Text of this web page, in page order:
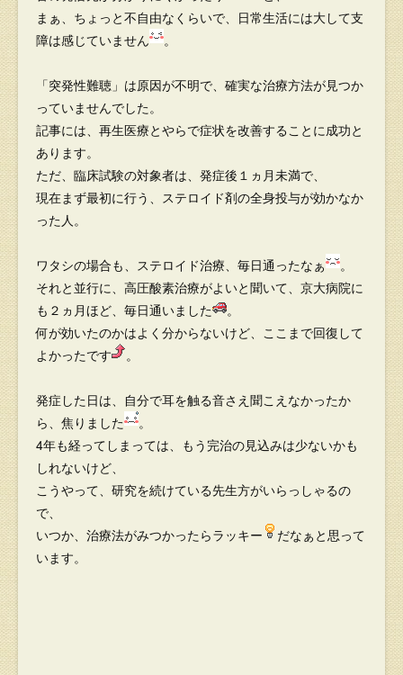
まぁ、ちょっと不自由なくらいで、日常生活には大して支
障は感じていません
。
「突発性難聴」は原因が不明で、確実な治療方法が見つか
っていませんでした。
記事には、再生医療とやらで症状を改善することに成功と
あります。
ただ、臨床試験の対象者は、発症後１ヵ月未満で、
現在まず最初に行う、ステロイド剤の全身投与が効かなか
った人。
ワタシの場合も、ステロイド治療、毎日通ったなぁ
。
それと並行に、高圧酸素治療がよいと聞いて、京大病院に
も２ヵ月ほど、毎日通いました
。
何が効いたのかはよく分からないけど、ここまで回復して
よかったです
。
発症した日は、自分で耳を触る音さえ聞こえなかったか
ら、焦りました
。
4年も経ってしまっては、もう完治の見込みは少ないかも
しれないけど、
こうやって、研究を続けている先生方がいらっしゃるの
で、
いつか、治療法がみつかったらラッキー
だなぁと思って
います。